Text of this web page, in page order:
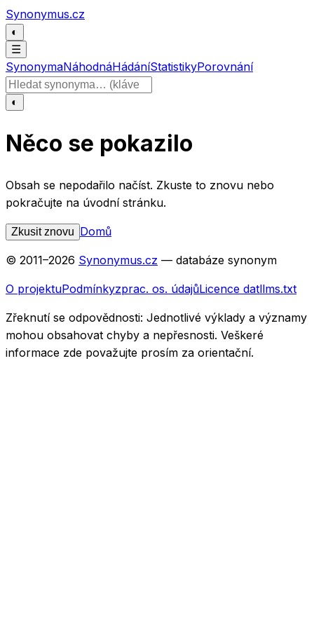
Přeskočit na obsah
Synonymus.cz
◐
☰
SynonymaNáhodnáHádáníStatistikyPorovnání
Hledat slovo
◐
Něco se pokazilo
Obsah se nepodařilo načíst. Zkuste to znovu nebo
pokračujte na úvodní stránku.
Zkusit znovu Domů
© 2011–2026 Synonymus.cz — databáze synonym
O projektuPodmínkyzprac. os. údajůLicence datllms.txt
Zřeknutí se odpovědnosti: Jednotlivé výklady a významy
mohou obsahovat chyby a nepřesnosti. Veškeré
informace zde považujte prosím za orientační.